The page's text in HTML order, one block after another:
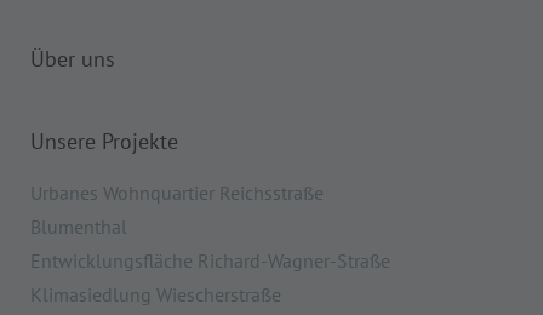
Über uns
Unsere Projekte
Urbanes Wohnquartier Reichsstraße
Blumenthal
Entwicklungsfläche Richard-Wagner-Straße
Klimasiedlung Wiescherstraße